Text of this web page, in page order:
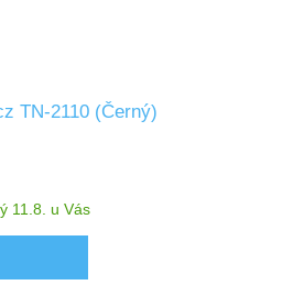
TN-2110 (Černý)
11.8. u Vás